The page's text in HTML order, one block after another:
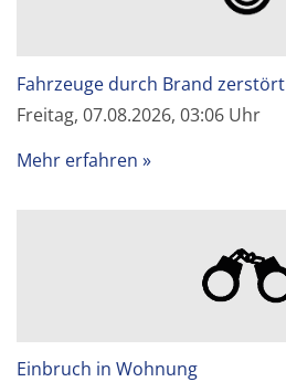
Fahrzeuge durch Brand zerstört
Freitag, 07.08.2026, 03:06 Uhr
Mehr erfahren
Einbruch in Wohnung